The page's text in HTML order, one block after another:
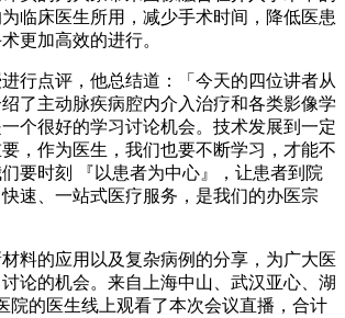
临床医生所用，减少手术时间，降低医患
更加高效的进行。
行点评，他总结道：「今天的四位讲者从
了主动脉疾病腔内介入治疗和各类影像学
个很好的学习讨论机会。技术发展到一定
，作为医生，我们也要不断学习，才能不
要时刻 『以患者为中心』，让患者到院
速、一站式医疗服务，是我们的办医宗
料的应用以及复杂病例的分享，为广大医
论的机会。来自上海中山、武汉亚心、湖
院的医生线上观看了本次会议直播，合计